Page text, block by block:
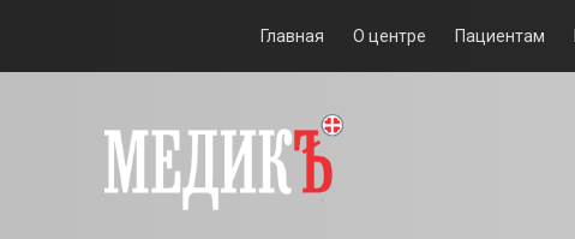
Главная О центре Пациентам